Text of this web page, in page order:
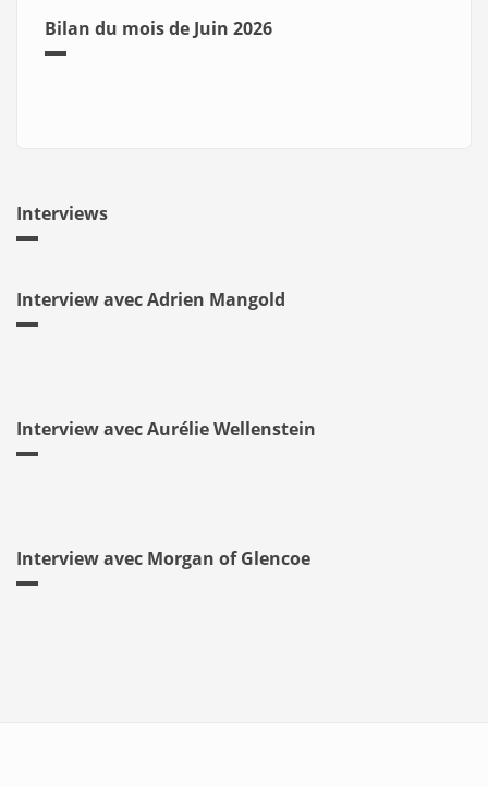
Bilan du mois de Juin 2026
Interviews
Interview avec Adrien Mangold
Interview avec Aurélie Wellenstein
Interview avec Morgan of Glencoe